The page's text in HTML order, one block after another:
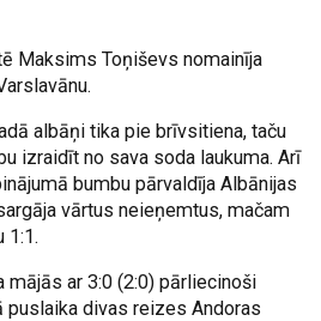
Maksims Toņiševs nomainīja
albāņi tika pie brīvsitiena, taču
izraidīt no sava soda laukuma. Arī
bumbu pārvaldīja Albānijas
vārtus neieņemtus, mačam
1:1.
mājās ar 3:0 (2:0) pārliecinoši
puslaika divas reizes Andoras